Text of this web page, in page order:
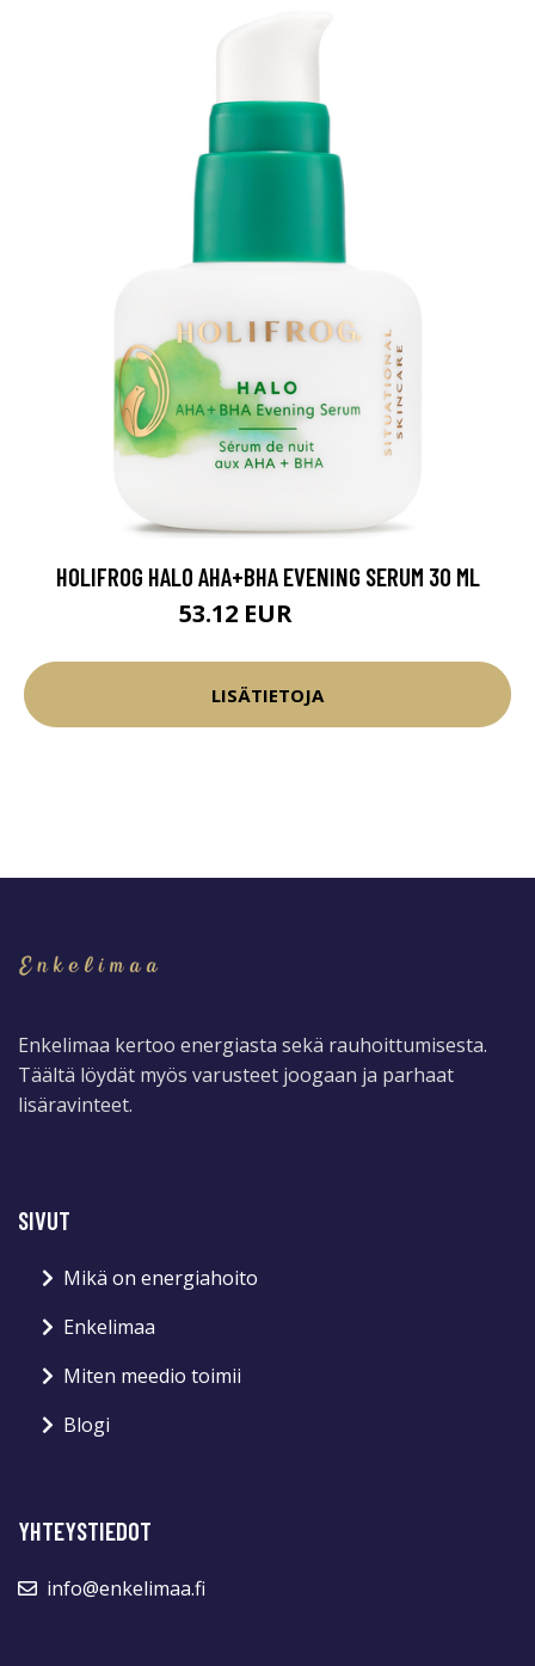
HOLIFROG HALO AHA+BHA EVENING SERUM 30 ML
53.12 EUR
LISÄTIETOJA
Enkelimaa kertoo energiasta sekä rauhoittumisesta.
Täältä löydät myös varusteet joogaan ja parhaat
lisäravinteet.
SIVUT
Mikä on energiahoito
Enkelimaa
Miten meedio toimii
Blogi
YHTEYSTIEDOT
info@enkelimaa.fi